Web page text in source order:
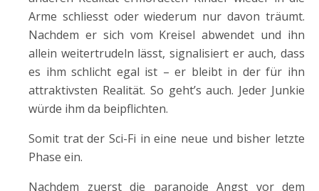
Arme schliesst oder wiederum nur davon träumt.
Nachdem er sich vom Kreisel abwendet und ihn
allein weitertrudeln lässt, signalisiert er auch, dass
es ihm schlicht egal ist – er bleibt in der für ihn
attraktivsten Realität. So geht’s auch. Jeder Junkie
würde ihm da beipflichten.
Somit trat der Sci-Fi in eine neue und bisher letzte
Phase ein.
Nachdem zuerst die paranoide Angst vor dem